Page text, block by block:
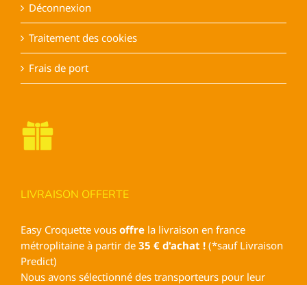
Déconnexion
Traitement des cookies
Frais de port
LIVRAISON OFFERTE
Easy Croquette vous offre la livraison en france
métroplitaine à partir de 35 € d'achat ! (*sauf Livraison
Predict)
Nous avons sélectionné des transporteurs pour leur